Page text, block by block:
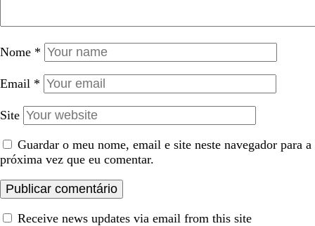
Nome *
Email *
Site
Guardar o meu nome, email e site neste navegador para a
próxima vez que eu comentar.
Receive news updates via email from this site